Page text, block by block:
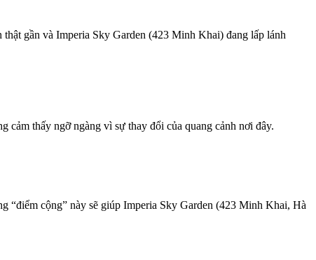
gần và Imperia Sky Garden (423 Minh Khai) đang lấp lánh
thấy ngỡ ngàng vì sự thay đổi của quang cảnh nơi đây.
“điểm cộng” này sẽ giúp Imperia Sky Garden (423 Minh Khai, Hà